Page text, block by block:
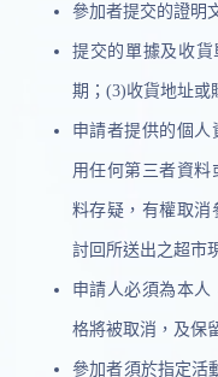
參加者提交的證明
提交的單據及收貨
期；(3)收貨地址或
申請者提供的個人
用任何第三者資料
料存疑，有權取消
討回所送出之超市
申請人必須為本人
格將被取消，及保
參加者須於指定活